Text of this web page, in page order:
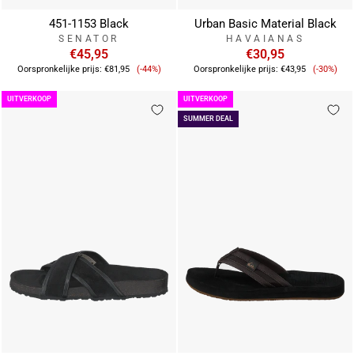
451-1153 Black
SENATOR
€45,95
Oorspronkelijke prijs: €81,95 Verkoopprijs
(-44%)
Urban Basic Material Black
HAVAIANAS
€30,95
Oorspronkelijke prijs: €43,95 (-30%)
UITVERKOOP
SUMMER DEAL
UITVERKOOP